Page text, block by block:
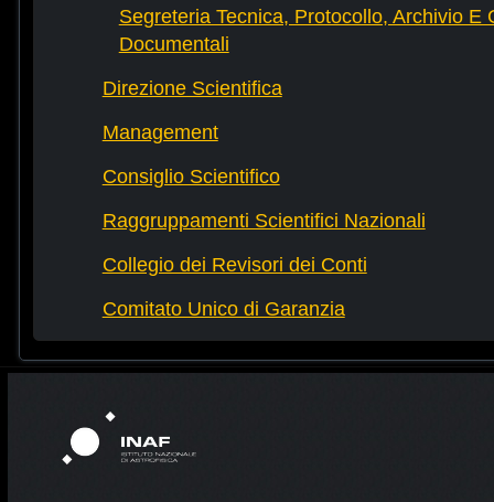
Segreteria Tecnica, Protocollo, Archivio E
Documentali
Direzione Scientifica
Management
Consiglio Scientifico
Raggruppamenti Scientifici Nazionali
Collegio dei Revisori dei Conti
Comitato Unico di Garanzia